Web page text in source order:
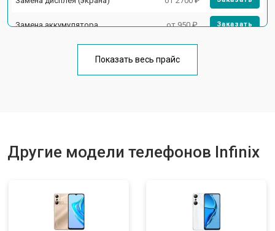
Замена аккумулятора от 950 ₽ Заказать
Ремонт цепи питания от 3200 ₽
Показать весь прайс
Другие модели телефонов Infinix